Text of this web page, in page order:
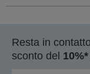
Resta in
sconto del 10%*